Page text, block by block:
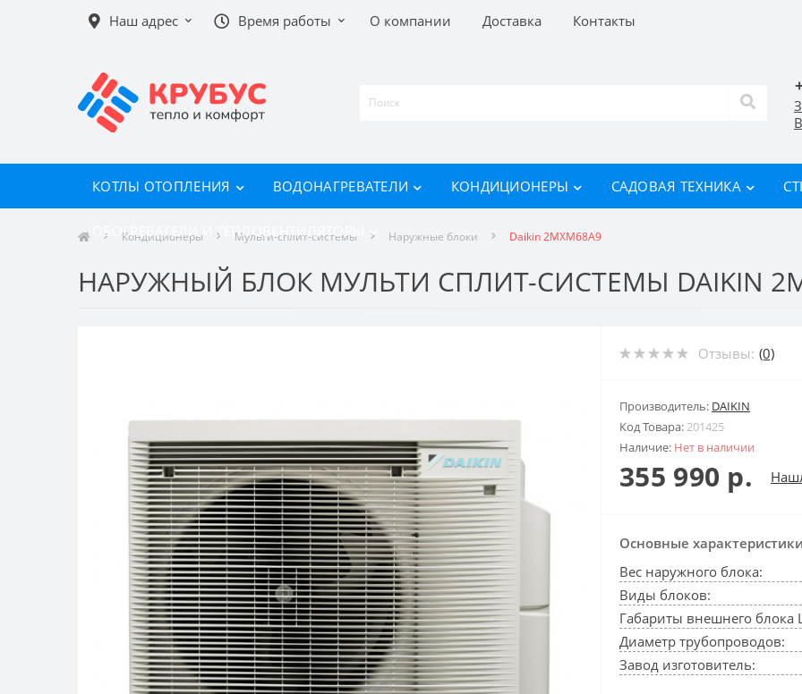
Наш адрес Время работы О компании Доставка Контакты
КОТЛЫ ОТОПЛЕНИЯ ВОДОНАГРЕВАТЕЛИ КОНДИЦИОНЕРЫ САДОВАЯ ТЕХНИКА
ОБОГРЕВАТЕЛИ И ТЕПЛОВЕНТИЛЯТОРЫ
Кондиционеры Мульти-сплит-системы Наружные блоки Daikin 2MXM68A9
НАРУЖНЫЙ БЛОК МУЛЬТИ СПЛИТ-СИСТЕМЫ DAIKIN
Отзывы: (0)
Производитель: DAIKIN
Код Товара:201425
Наличие: Нет в наличии
355 990 р.
Основные
Вес наружного блока:
Виды блоков:
Габариты внешнего блока
Диаметр трубопроводов:
Завод изготовитель: